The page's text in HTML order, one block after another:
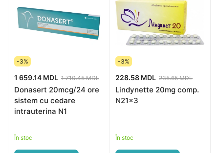
-3%
1 659.14 MDL 1 710.45 MDL
Donasert 20mcg/24 ore
sistem cu cedare
intrauterina N1
În stoc
-3%
228.58 MDL 235.65 MDL
Lindynette 20mg comp.
N21x3
În stoc